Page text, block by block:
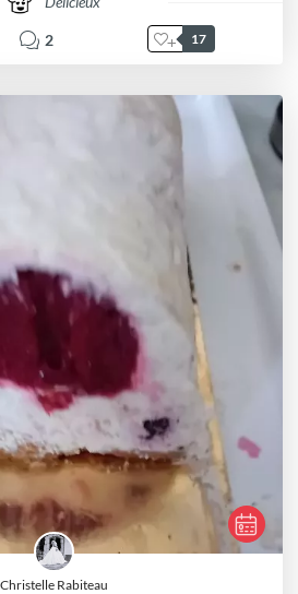
2 17
Christelle Rabiteau